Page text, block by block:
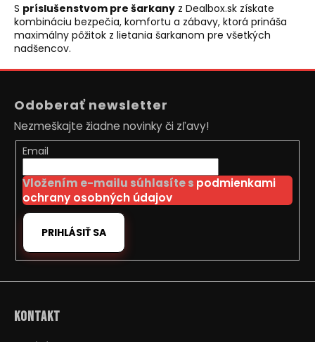
u
S príslušenstvom pre šarkany z Dealbox.sk získate
kombináciu bezpečia, komfortu a zábavy, ktorá prináša
maximálny pôžitok z lietania šarkanom pre všetkých
nadšencov.
Odoberať newsletter
Nezmeškajte žiadne novinky či zľavy!
Email
Vložením e-mailu súhlasíte s podmienkami
ochrany osobných údajov
PRIHLÁSIŤ SA
Kontakt